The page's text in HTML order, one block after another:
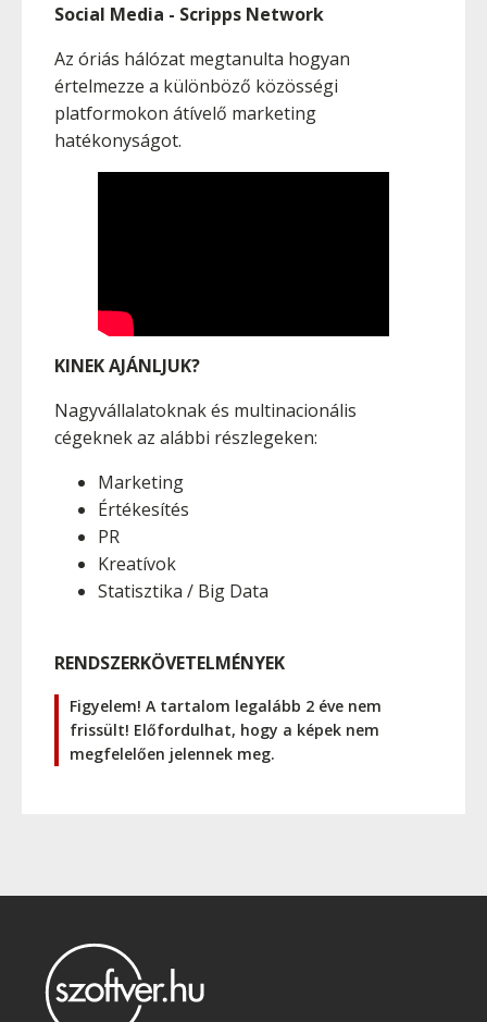
Social Media - Scripps Network
Az óriás hálózat megtanulta hogyan
értelmezze a különböző közösségi
platformokon átívelő marketing
hatékonyságot.
KINEK AJÁNLJUK?
Nagyvállalatoknak és multinacionális
cégeknek az alábbi részlegeken:
Marketing
Értékesítés
PR
Kreatívok
Statisztika / Big Data
RENDSZERKÖVETELMÉNYEK
Figyelem! A tartalom legalább 2 éve nem
frissült! Előfordulhat, hogy a képek nem
megfelelően jelennek meg.